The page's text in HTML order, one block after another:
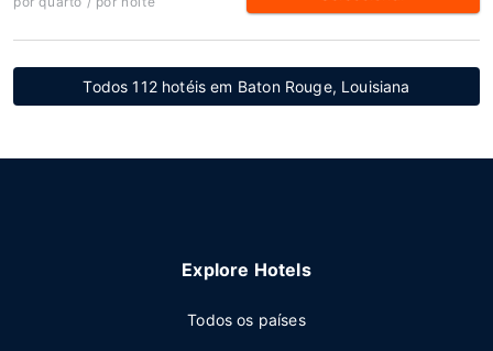
Todos 112 hotéis em Baton Rouge, Louisiana
Explore Hotels
Todos os países